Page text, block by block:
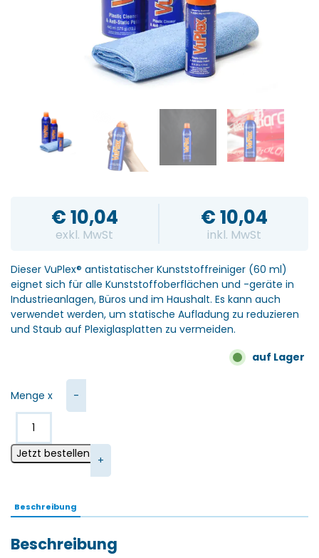
€10,04
exkl. MwSt
€10,04
inkl. MwSt
Dieser VuPlex® antistatischer Kunststoffreiniger (60 ml)
eignet sich für alle Kunststoffoberflächen und -geräte in
Industrieanlagen, Büros und im Haushalt. Es kann auch
verwendet werden, um statische Aufladung zu reduzieren
und Staub auf Plexiglasplatten zu vermeiden.
auf Lager
Menge x
VuPlex® Antistatischer Kunststoffreiniger 60Ml. Menge
Jetzt bestellen
Beschreibung
Beschreibung